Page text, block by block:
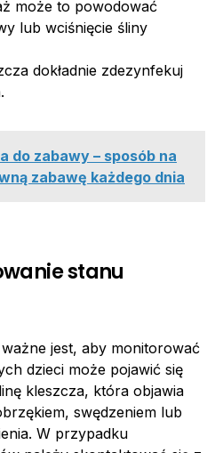
może to powodować
lub wciśnięcie śliny
dokładnie zdezynfekuj
do zabawy – sposób na
zabawę każdego dnia
stanu
jest, aby monitorować
dzieci może pojawić się
kleszcza, która objawia
swędzeniem lub
W przypadku